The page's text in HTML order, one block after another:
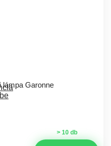
lámpa Garonne
> 10 db